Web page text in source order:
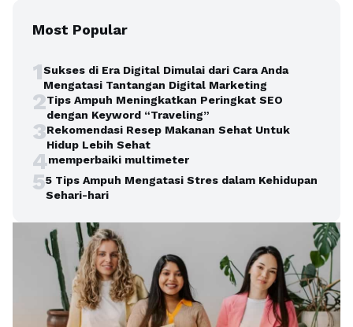
Most Popular
1Sukses di Era Digital Dimulai dari Cara Anda
Mengatasi Tantangan Digital Marketing
2Tips Ampuh Meningkatkan Peringkat SEO
dengan Keyword “Traveling”
3Rekomendasi Resep Makanan Sehat Untuk
Hidup Lebih Sehat
4memperbaiki multimeter
55 Tips Ampuh Mengatasi Stres dalam Kehidupan
Sehari-hari